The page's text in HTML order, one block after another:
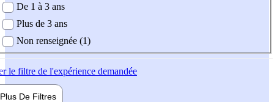
De 1 à 3 ans
Plus de 3 ans
Non renseignée (1)
le filtre de l'expérience demandée
Plus De Filtres